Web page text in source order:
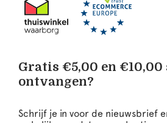
Gratis €5,00 en €10,00
ontvangen?
Schrijf je in voor de nieuwsbrief